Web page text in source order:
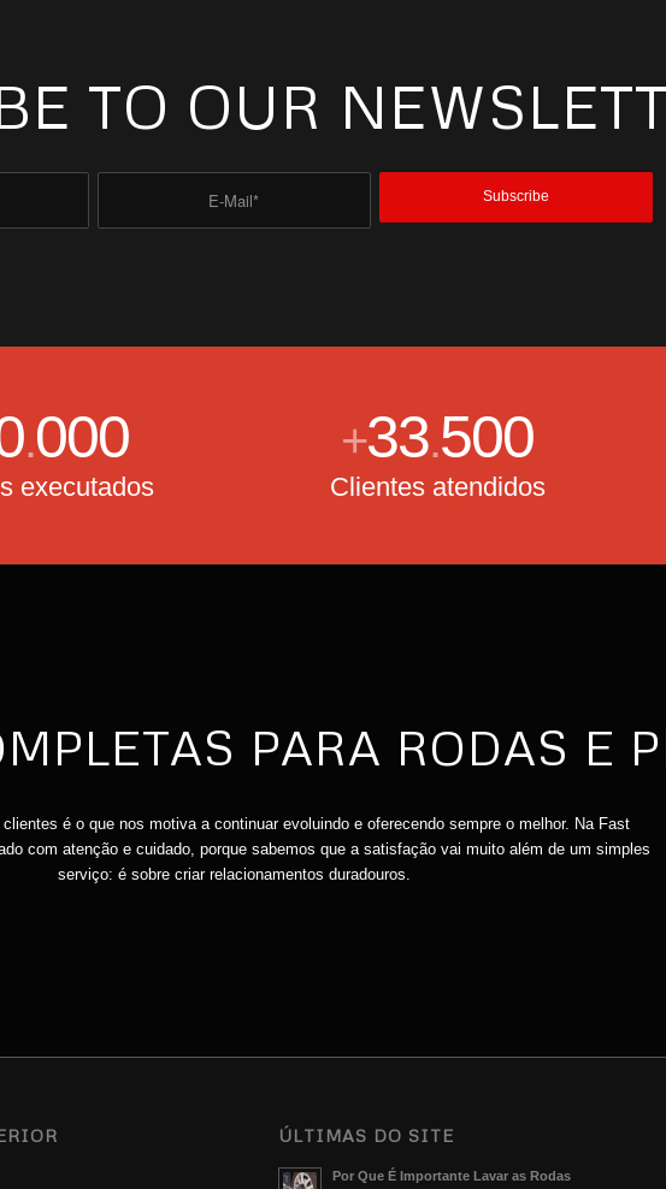
TO OUR
.000
executados
+33.500
Clientes atendidos
PARA RODAS E
é o que nos motiva a continuar evoluindo e oferecendo sempre o melhor. Na Fast
com atenção e cuidado, porque sabemos que a satisfação vai muito além de um simples
serviço: é sobre criar relacionamentos duradouros.
ÚLTIMAS DO SITE
Por Que É Importante Lavar as Rodas